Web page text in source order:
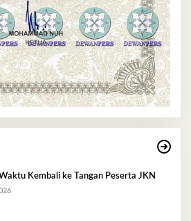
Kembali ke Tangan Peserta JKN